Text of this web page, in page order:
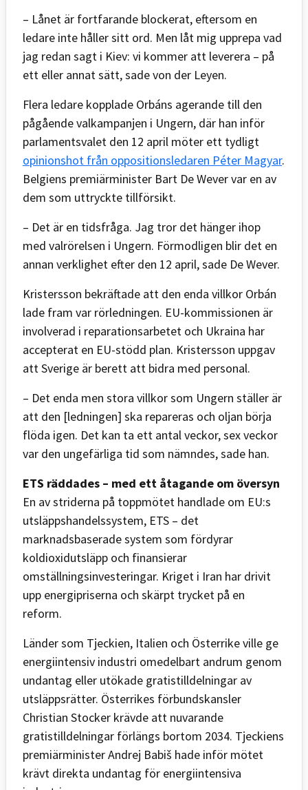
– Lånet är fortfarande blockerat, eftersom en
ledare inte håller sitt ord. Men låt mig upprepa vad
jag redan sagt i Kiev: vi kommer att leverera – på
ett eller annat sätt, sade von der Leyen.
Flera ledare kopplade Orbáns agerande till den
pågående valkampanjen i Ungern, där han inför
parlamentsvalet den 12 april möter ett tydligt
opinionshot från oppositionsledaren Péter Magyar.
Belgiens premiärminister Bart De Wever var en av
dem som uttryckte tillförsikt.
– Det är en tidsfråga. Jag tror det hänger ihop
med valrörelsen i Ungern. Förmodligen blir det en
annan verklighet efter den 12 april, sade De Wever.
Kristersson bekräftade att den enda villkor Orbán
lade fram var rörledningen. EU-kommissionen är
involverad i reparationsarbetet och Ukraina har
accepterat en EU-stödd plan. Kristersson uppgav
att Sverige är berett att bidra med personal.
– Det enda men stora villkor som Ungern ställer är
att den [ledningen] ska repareras och oljan börja
flöda igen. Det kan ta ett antal veckor, sex veckor
var den ungefärliga tid som nämndes, sade han.
ETS räddades – med ett åtagande om översyn
En av striderna på toppmötet handlade om EU:s
utsläppshandelssystem, ETS – det
marknadsbaserade system som fördyrar
koldioxidutsläpp och finansierar
omställningsinvesteringar. Kriget i Iran har drivit
upp energipriserna och skärpt trycket på en
reform.
Länder som Tjeckien, Italien och Österrike ville ge
energiintensiv industri omedelbart andrum genom
undantag eller utökade gratistilldelningar av
utsläppsrätter. Österrikes förbundskansler
Christian Stocker krävde att nuvarande
gratistilldelningar förlängs bortom 2034. Tjeckiens
premiärminister Andrej Babiš hade inför mötet
krävt direkta undantag för energiintensiva